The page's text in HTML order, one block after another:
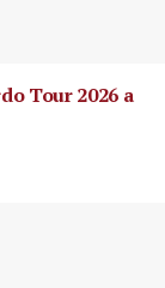
Tour 2026 a